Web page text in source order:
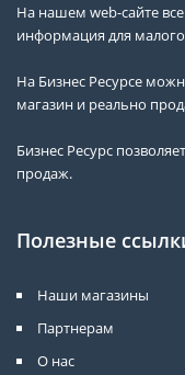
На нашем web-сайте
информация для
На Бизнес Ресурсе
магазин и реально
Бизнес Ресурс
продаж.
Полезные
Наши магазины
Партнерам
О нас